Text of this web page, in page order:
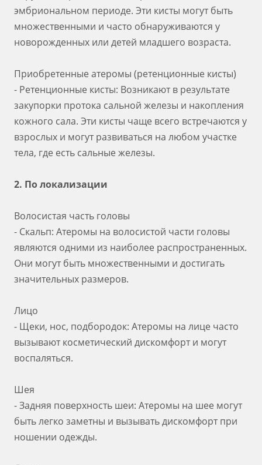
эмбриональном периоде. Эти кисты могут быть
множественными и часто обнаруживаются у
новорожденных или детей младшего возраста.
Приобретенные атеромы (ретенционные кисты)
- Ретенционные кисты: Возникают в результате
закупорки протока сальной железы и накопления
кожного сала. Эти кисты чаще всего встречаются у
взрослых и могут развиваться на любом участке
тела, где есть сальные железы.
2. По локализации
Волосистая часть головы
- Скальп: Атеромы на волосистой части головы
являются одними из наиболее распространенных.
Они могут быть множественными и достигать
значительных размеров.
Лицо
- Щеки, нос, подбородок: Атеромы на лице часто
вызывают косметический дискомфорт и могут
воспаляться.
Шея
- Задняя поверхность шеи: Атеромы на шее могут
быть легко заметны и вызывать дискомфорт при
ношении одежды.